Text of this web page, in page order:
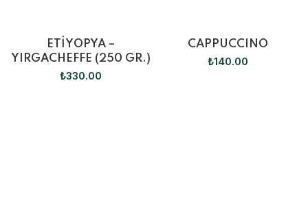
ETİYOPYA –
YIRGACHEFFE (250 GR.)
₺330.00
CAPPUCCINO
₺140.00